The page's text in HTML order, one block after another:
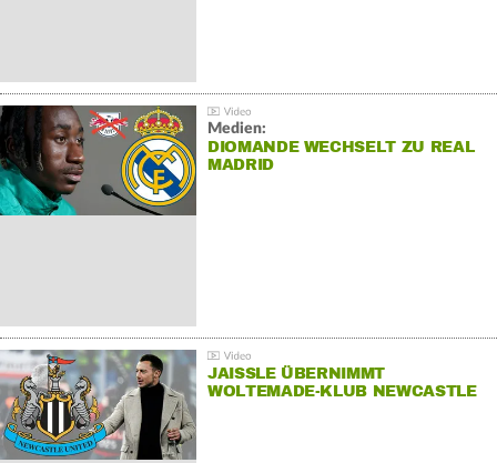
Medien:
DIOMANDE WECHSELT ZU REAL
MADRID
JAISSLE ÜBERNIMMT
WOLTEMADE-KLUB NEWCASTLE